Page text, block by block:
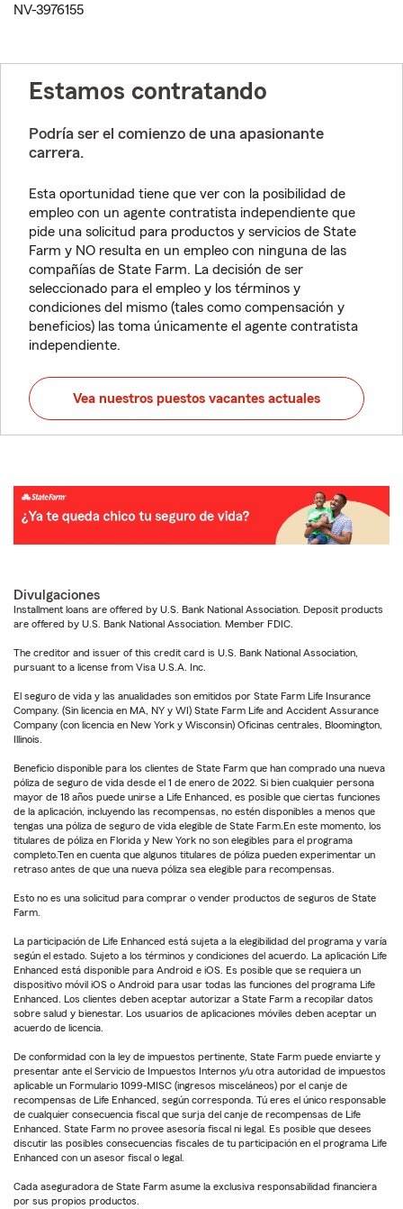
NV-3976155
Estamos contratando
Podría ser el comienzo de una apasionante
carrera.
Esta oportunidad tiene que ver con la posibilidad de
empleo con un agente contratista independiente que
pide una solicitud para productos y servicios de State
Farm y NO resulta en un empleo con ninguna de las
compañías de State Farm. La decisión de ser
seleccionado para el empleo y los términos y
condiciones del mismo (tales como compensación y
beneficios) las toma únicamente el agente contratista
independiente.
Vea nuestros puestos vacantes actuales
Divulgaciones
Installment loans are offered by U.S. Bank National Association. Deposit products
are offered by U.S. Bank National Association. Member FDIC.
The creditor and issuer of this credit card is U.S. Bank National Association,
pursuant to a license from Visa U.S.A. Inc.
El seguro de vida y las anualidades son emitidos por State Farm Life Insurance
Company. (Sin licencia en MA, NY y WI) State Farm Life and Accident Assurance
Company (con licencia en New York y Wisconsin) Oficinas centrales, Bloomington,
Illinois.
Beneficio disponible para los clientes de State Farm que han comprado una nueva
póliza de seguro de vida desde el 1 de enero de 2022. Si bien cualquier persona
mayor de 18 años puede unirse a Life Enhanced, es posible que ciertas funciones
de la aplicación, incluyendo las recompensas, no estén disponibles a menos que
tengas una póliza de seguro de vida elegible de State Farm.En este momento, los
titulares de póliza en Florida y New York no son elegibles para el programa
completo.Ten en cuenta que algunos titulares de póliza pueden experimentar un
retraso antes de que una nueva póliza sea elegible para recompensas.
Esto no es una solicitud para comprar o vender productos de seguros de State
Farm.
La participación de Life Enhanced está sujeta a la elegibilidad del programa y varía
según el estado. Sujeto a los términos y condiciones del acuerdo. La aplicación Life
Enhanced está disponible para Android e iOS. Es posible que se requiera un
dispositivo móvil iOS o Android para usar todas las funciones del programa Life
Enhanced. Los clientes deben aceptar autorizar a State Farm a recopilar datos
sobre salud y bienestar. Los usuarios de aplicaciones móviles deben aceptar un
acuerdo de licencia.
De conformidad con la ley de impuestos pertinente, State Farm puede enviarte y
presentar ante el Servicio de Impuestos Internos y/u otra autoridad de impuestos
aplicable un Formulario 1099-MISC (ingresos misceláneos) por el canje de
recompensas de Life Enhanced, según corresponda. Tú eres el único responsable
de cualquier consecuencia fiscal que surja del canje de recompensas de Life
Enhanced. State Farm no provee asesoría fiscal ni legal. Es posible que desees
discutir las posibles consecuencias fiscales de tu participación en el programa Life
Enhanced con un asesor fiscal o legal.
Cada aseguradora de State Farm asume la exclusiva responsabilidad financiera
por sus propios productos.